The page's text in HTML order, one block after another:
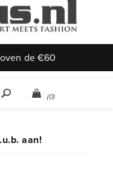
de €60
(0)
aan!